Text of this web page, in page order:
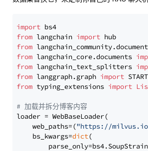
import
from langchain import
from
from langchain_core.documents
from langchain_text_splitters
from langgraph.graph import
from typing_extensions import
# 加载并拆分博客内容
loader = WebBaseLoader(
    web_paths=(
"https://milvus.io/
    bs_kwargs=
dict(